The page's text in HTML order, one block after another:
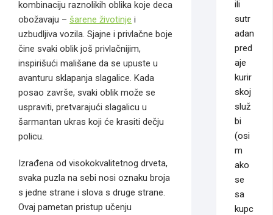
kombinaciju raznolikih oblika koje deca
obožavaju – šarene životinje i
uzbudljiva vozila. Sjajne i privlačne boje
čine svaki oblik još privlačnijim,
inspirišući mališane da se upuste u
avanturu sklapanja slagalice. Kada
posao završe, svaki oblik može se
uspraviti, pretvarajući slagalicu u
šarmantan ukras koji će krasiti dečju
policu.
Izrađena od visokokvalitetnog drveta,
svaka puzla na sebi nosi oznaku broja
s jedne strane i slova s druge strane.
Ovaj pametan pristup učenju
ili
sutr
adan
pred
aje
kurir
skoj
služ
bi
(osi
m
ako
se
sa
kupc